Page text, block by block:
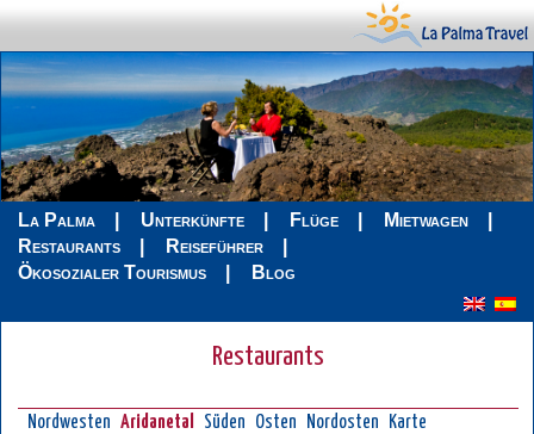
La Palma Unterkünfte Flüge
Mietwagen
Restaurants
Reiseführer
Ökosozialer Tourismus
Blog
Restaurants
Nordwesten Aridanetal Süden Osten Nordosten Karte